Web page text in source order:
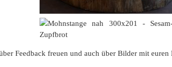
Feedback freuen und auch über Bilder mit euren